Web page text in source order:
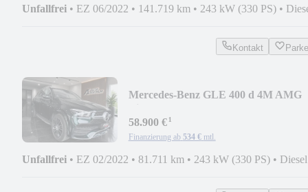
Unfallfrei • EZ 06/2022 • 141.719 km • 243 kW (330 PS) •
Kontakt
Mercedes-Benz GLE 400 d 4M AMG
STH
58.900 €¹
Finanzierung ab 534 € mtl.
Unfallfrei • EZ 02/2022 • 81.711 km • 243 kW (330 PS) • Diesel